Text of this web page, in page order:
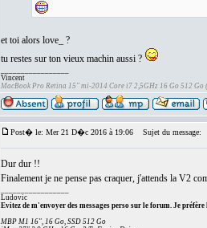
et toi alors love_ ?
tu restes sur ton vieux machin aussi ?
Vincent
MacBook Pro Retina 15" mi-2014 Core i7 2,5GHz 16 Go 512 Go
Post� le: Mer 21 D�c 2016 à 19:06 Sujet du message:
Dur dur !!
Finalement je ne pense pas craquer, j'attends la V2
Ludovic
Evitez de m'envoyer des messages perso sur le forum. Je préfère
MBP M1 16", 16 Go, SSD 512 Go